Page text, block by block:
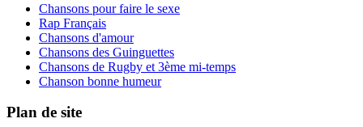
Chansons pour faire le sexe
Rap Français
Chansons d'amour
Chansons des Guinguettes
Chansons de Rugby et 3ème mi-temps
Chanson bonne humeur
Plan de site